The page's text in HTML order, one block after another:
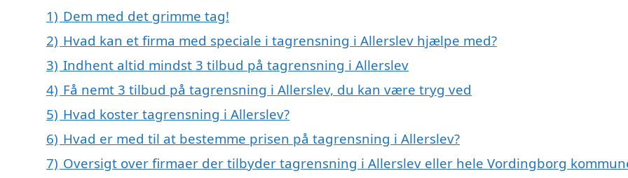
1) Dem med det grimme tag!
2) Hvad kan et firma med speciale i tagrensning i Allerslev hjælpe med?
3) Indhent altid mindst 3 tilbud på tagrensning i Allerslev
4) Få nemt 3 tilbud på tagrensning i Allerslev, du kan være tryg ved
5) Hvad koster tagrensning i Allerslev?
6) Hvad er med til at bestemme prisen på tagrensning i Allerslev?
7) Oversigt over firmaer der tilbyder tagrensning i Allerslev eller hele Vordingborg